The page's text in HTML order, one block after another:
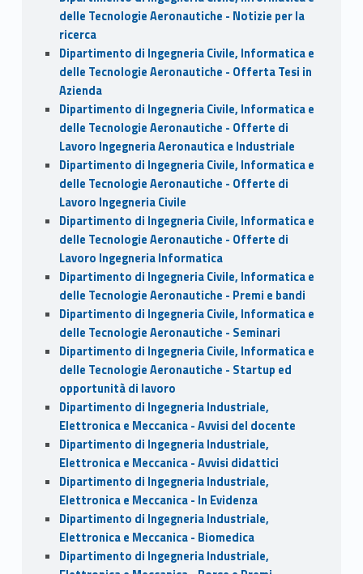
delle Tecnologie Aeronautiche - Notizie per la
ricerca
Dipartimento di Ingegneria Civile, Informatica e
delle Tecnologie Aeronautiche - Offerta Tesi in
Azienda
Dipartimento di Ingegneria Civile, Informatica e
delle Tecnologie Aeronautiche - Offerte di
Lavoro Ingegneria Aeronautica e Industriale
Dipartimento di Ingegneria Civile, Informatica e
delle Tecnologie Aeronautiche - Offerte di
Lavoro Ingegneria Civile
Dipartimento di Ingegneria Civile, Informatica e
delle Tecnologie Aeronautiche - Offerte di
Lavoro Ingegneria Informatica
Dipartimento di Ingegneria Civile, Informatica e
delle Tecnologie Aeronautiche - Premi e bandi
Dipartimento di Ingegneria Civile, Informatica e
delle Tecnologie Aeronautiche - Seminari
Dipartimento di Ingegneria Civile, Informatica e
delle Tecnologie Aeronautiche - Startup ed
opportunità di lavoro
Dipartimento di Ingegneria Industriale,
Elettronica e Meccanica - Avvisi del docente
Dipartimento di Ingegneria Industriale,
Elettronica e Meccanica - Avvisi didattici
Dipartimento di Ingegneria Industriale,
Elettronica e Meccanica - In Evidenza
Dipartimento di Ingegneria Industriale,
Elettronica e Meccanica - Biomedica
Dipartimento di Ingegneria Industriale,